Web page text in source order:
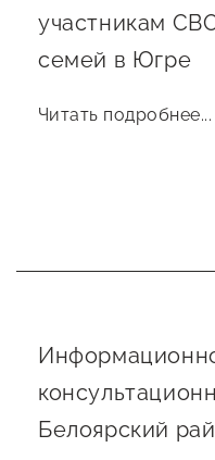
участникам
семей в Югре
Читать подробнее...
Белоярский